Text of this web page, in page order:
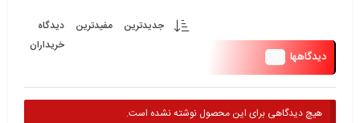
دیدگاهها
جدیدترین مفیدترین
دیدگاه
خریداران
هیچ دیدگاهی برای این محصول نوشته نشده است.